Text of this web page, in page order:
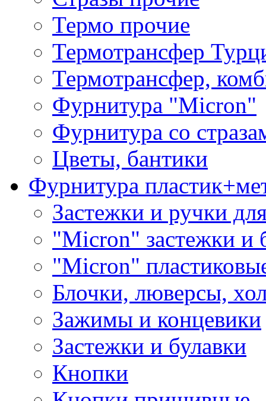
Термо прочие
Термотрансфер
Термотрансфер,
Фурнитура "Micron"
Фурнитура со
Цветы, бантики
Фурнитура
Застежки и ручки
"Micron" застежки и
"Micron"
Блочки, люверсы,
Зажимы и концевики
Застежки и булавки
Кнопки